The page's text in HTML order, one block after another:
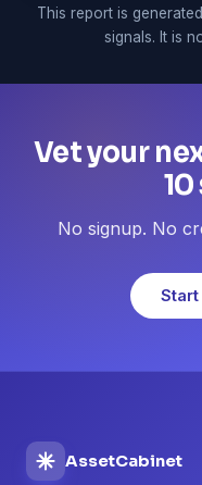
This report is
signals. It is
Vet your
No signup. No
AssetCabinet